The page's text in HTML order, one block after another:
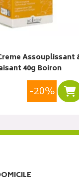
Assouplissant
40g Boiron
-20%